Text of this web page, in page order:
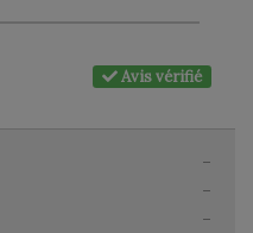
Avis vérifié
-
-
-